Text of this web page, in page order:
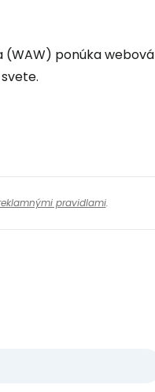
(WAW) ponúka webová
pravidlami.